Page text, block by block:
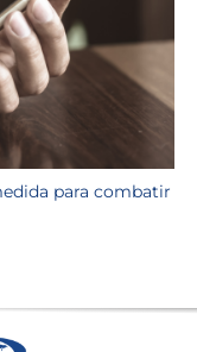
para combatir